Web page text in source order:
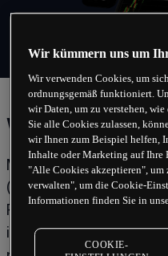
Was bietet
Mit Aktien-CFDs
(Long-Position) als
Position) spekulieren.
in verschiedenen
Wir kümmern uns um
Wir verwenden Cookies, um
ordnungsgemäß funktioniert.
wir Daten, um zu verstehen,
Sie alle Cookies zulassen,
wir Ihnen zum Beispiel helfen,
Inhalte oder Marketing auf Ihre
"Alle Cookies akzeptieren",
verwalten", um die Cookie-
Informationen finden Sie in
COOKIE-